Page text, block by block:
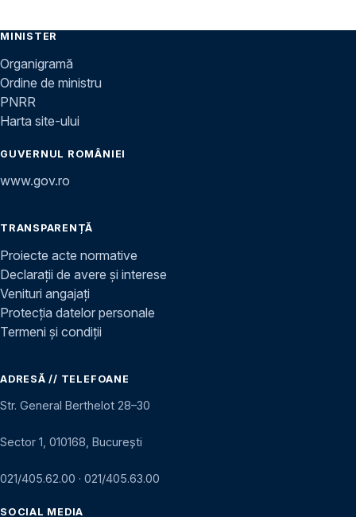
MINISTER
Organigramă
Ordine de ministru
PNRR
Harta site-ului
GUVERNUL ROMÂNIEI
www.gov.ro
TRANSPARENȚĂ
Proiecte acte normative
Declarații de avere și interese
Venituri angajați
Protecția datelor personale
Termeni și condiții
ADRESĂ // TELEFOANE
Str. General Berthelot 28–30
Sector 1, 010168, București
021/405.62.00 · 021/405.63.00
SOCIAL MEDIA